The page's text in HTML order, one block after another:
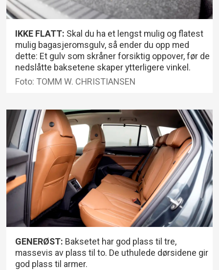
IKKE FLATT: Skal du ha et lengst mulig og flatest
mulig bagasjeromsgulv, så ender du opp med
dette: Et gulv som skråner forsiktig oppover, før de
nedslåtte baksetene skaper ytterligere vinkel.
Foto: TOMM W. CHRISTIANSEN
GENERØST: Baksetet har god plass til tre,
massevis av plass til to. De uthulede dørsidene gir
god plass til armer.